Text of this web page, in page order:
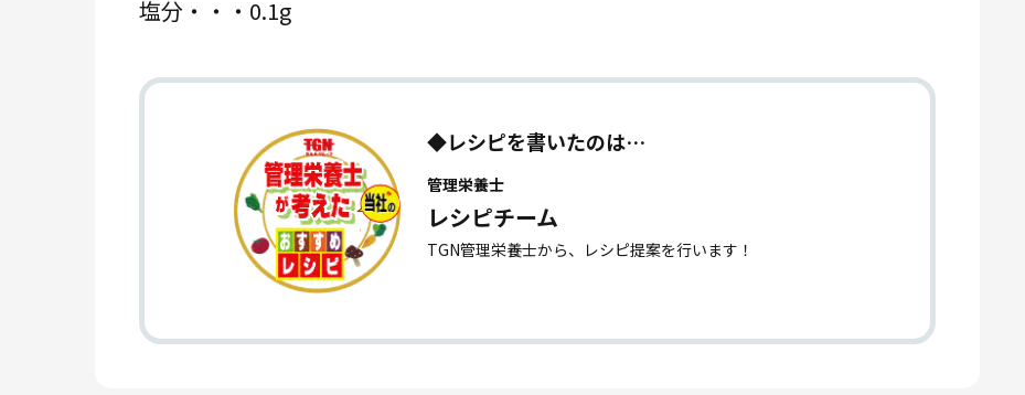
塩分・・・0.1g
◆レシピを書いたのは…
管理栄養士
レシピチーム
TGN管理栄養士から、レシピ提案を行います！